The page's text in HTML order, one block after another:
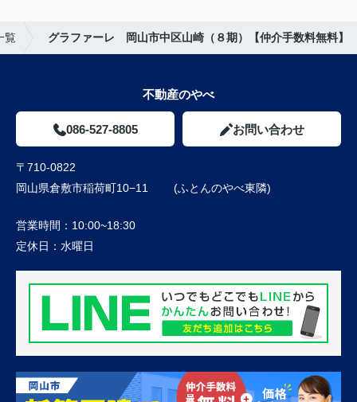
覧 グラファーレ 岡山市中区山崎（８期）【仲介手数料無料】
不動産のやべ
086-527-8805 お問い合わせ
〒710-0822
岡山県倉敷市稲荷町10−11 (ふとんのやべ東隣)
営業時間： 10:00~18:30
定休日： 水曜日